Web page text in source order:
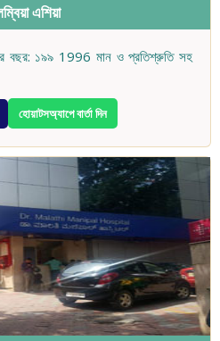
এশিয়া
বছর: ১৯৯ 1996 মান ও প্রতিশ্রুতি সহ
হোয়াটসঅ্যাপে বার্তা দিন